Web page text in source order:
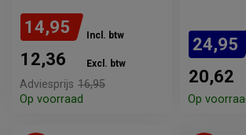
14,95 Incl. btw
12,36 Excl. btw
Adviesprijs 16,95
Op voorraad
24,95
20,62
Op